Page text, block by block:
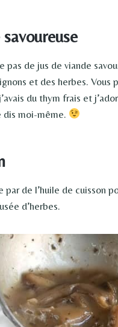
pas de jus de viande
et des herbes. Vous
du thym frais et
dis moi-même.
de l’huile de cuisson
d’herbes.